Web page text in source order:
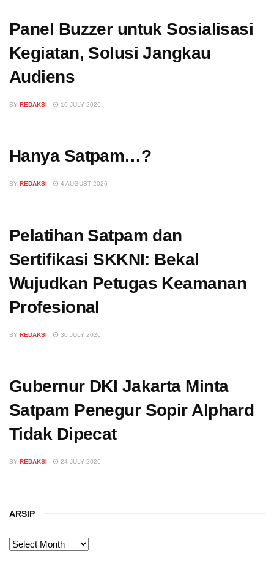
Panel Buzzer untuk Sosialisasi
Kegiatan, Solusi Jangkau
Audiens
BY REDAKSI 10 JULY 2026
Hanya Satpam…?
BY REDAKSI 4 AUGUST 2026
Pelatihan Satpam dan
Sertifikasi SKKNI: Bekal
Wujudkan Petugas Keamanan
Profesional
BY REDAKSI 30 JULY 2026
Gubernur DKI Jakarta Minta
Satpam Penegur Sopir Alphard
Tidak Dipecat
BY REDAKSI 24 JULY 2026
ARSIP
ARSIP